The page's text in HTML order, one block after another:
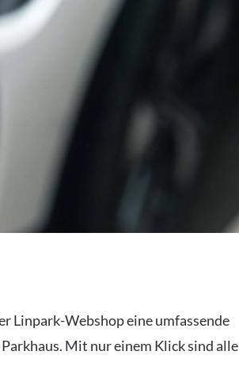
Linpark-Webshop eine umfassende
Mit nur einem Klick sind alle